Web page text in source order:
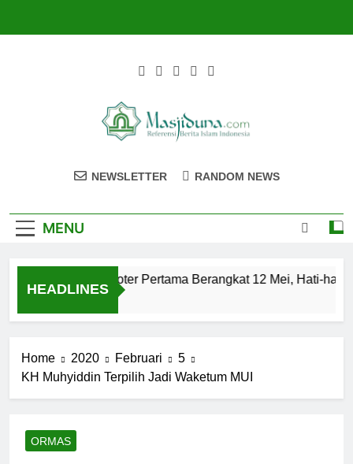
Masjiduna
NEWSLETTER RANDOM NEWS
MENU
HEADLINES
Jemaah Haji Kloter Pertama Berangkat 12 Mei, Hati-hati
Home 2020 Februari
5
KH Muhyiddin Terpilih Jadi Waketum MUI
ORMAS